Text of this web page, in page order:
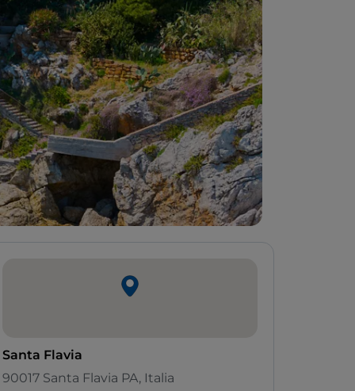
Santa Flavia
90017 Santa Flavia PA, Italia